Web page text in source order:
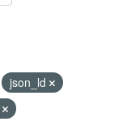
json_ld